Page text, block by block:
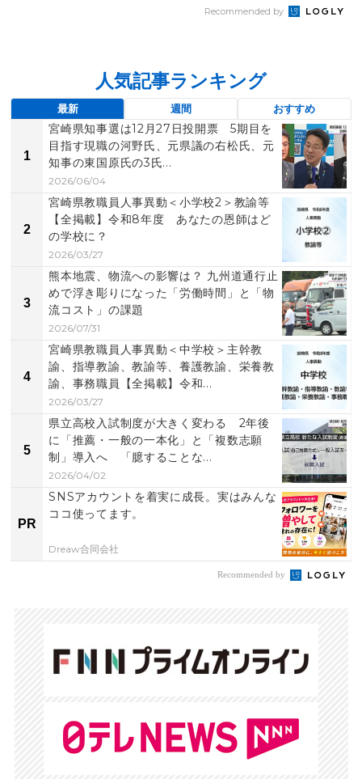
Recommended by
人気記事ランキング
最新 週間 おすすめ
1
宮崎県知事選は12月27日投開票 5期目を
目指す現職の河野氏、元県議の右松氏、元
知事の東国原氏の3氏...
2026/06/04
2
宮崎県教職員人事異動＜小学校2＞教諭等
【全掲載】令和8年度 あなたの恩師はど
の学校に？
2026/03/27
3
熊本地震、物流への影響は？ 九州道通行止
めで浮き彫りになった「労働時間」と「物
流コスト」の課題
2026/07/31
4
宮崎県教職員人事異動＜中学校＞主幹教
諭、指導教諭、教諭等、養護教諭、栄養教
諭、事務職員【全掲載】令和...
2026/03/27
5
県立高校入試制度が大きく変わる 2年後
に「推薦・一般の一本化」と「複数志願
制」導入へ 「臆することな...
2026/04/02
PR
SNSアカウントを着実に成長。実はみんな
ココ使ってます。
Dreaw合同会社
Recommended by